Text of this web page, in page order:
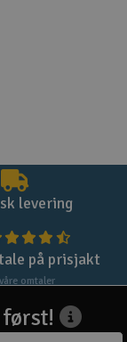
levering
på prisjakt
omtaler